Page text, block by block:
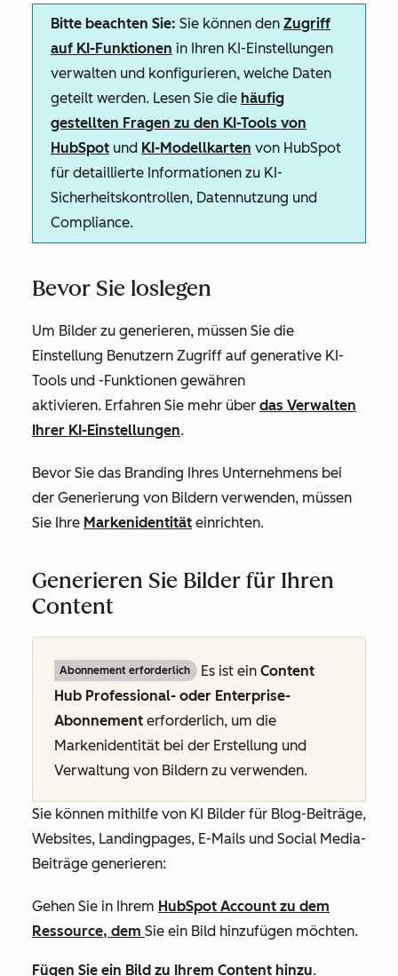
Bitte beachten Sie: Sie können den Zugriff
auf KI-Funktionen in Ihren KI-Einstellungen
verwalten und konfigurieren, welche Daten
geteilt werden. Lesen Sie die häufig
gestellten Fragen zu den KI-Tools von
HubSpot und KI-Modellkarten von HubSpot
für detaillierte Informationen zu KI-
Sicherheitskontrollen, Datennutzung und
Compliance.
Bevor Sie loslegen
Um Bilder zu generieren, müssen Sie die
Einstellung Benutzern Zugriff auf generative KI-
Tools und -Funktionen gewähren
aktivieren. Erfahren Sie mehr über das Verwalten
Ihrer KI-Einstellungen.
Bevor Sie das Branding Ihres Unternehmens bei
der Generierung von Bildern verwenden, müssen
Sie Ihre Markenidentität einrichten.
Generieren Sie Bilder für Ihren
Content
Abonnement erforderlich Es ist ein Content
Hub Professional- oder Enterprise-
Abonnement erforderlich, um die
Markenidentität bei der Erstellung und
Verwaltung von Bildern zu verwenden.
Sie können mithilfe von KI Bilder für Blog-Beiträge,
Websites, Landingpages, E-Mails und Social Media-
Beiträge generieren:
Gehen Sie in Ihrem HubSpot Account zu dem
Ressource, dem Sie ein Bild hinzufügen möchten.
Fügen Sie ein Bild zu Ihrem Content hinzu.